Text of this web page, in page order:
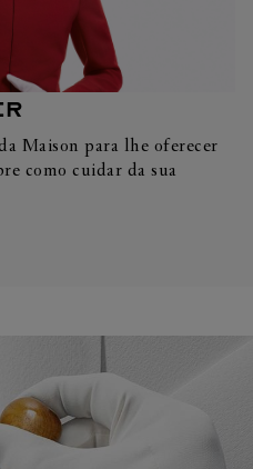
Maison para lhe oferecer
como cuidar da sua